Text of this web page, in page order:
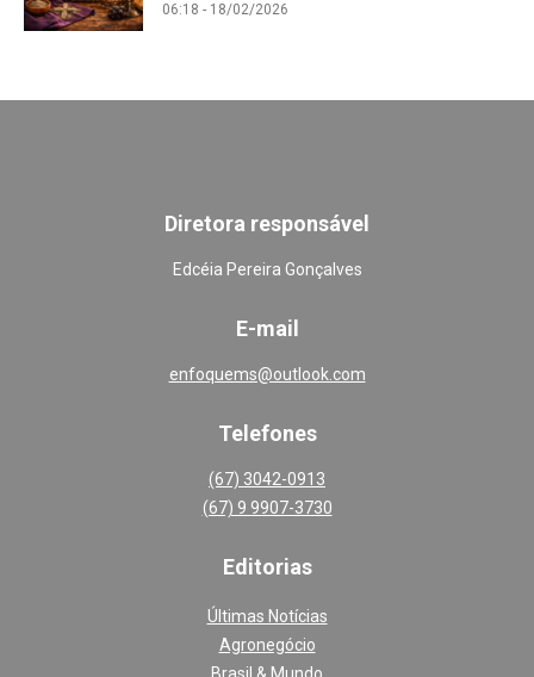
06:18 - 18/02/2026
Diretora responsável
Edcéia Pereira Gonçalves
E-mail
enfoquems@outlook.com
Telefones
(67) 3042-0913
(67) 9 9907-3730
Editorias
Últimas Notícias
Agronegócio